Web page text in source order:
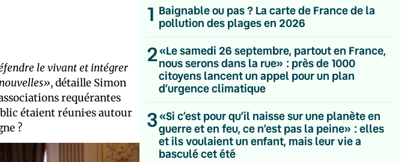
le vivant et intégrer
, détaille Simon
requérantes
étaient réuni·es autour
?
1 Baignable ou pas ? La carte de France de la
pollution des plages en 2026
2«Le samedi 26 septembre, partout en France,
nous serons dans la rue» : près de 1000
citoyens lancent un appel pour un plan
d’urgence climatique
3«Si c’est pour qu’il naisse sur une planète en
guerre et en feu, ce n’est pas la peine» : elles
et ils voulaient un enfant, mais leur vie a
basculé cet été